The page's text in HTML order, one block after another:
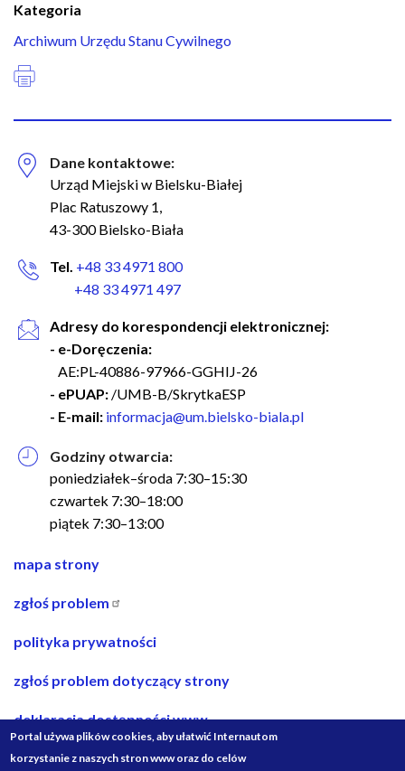
Kategoria
Archiwum Urzędu Stanu Cywilnego
Dane kontaktowe:
Urząd Miejski w Bielsku-Białej
Plac Ratuszowy 1,
43-300 Bielsko-Biała
Tel. +48 33 4971 800
+48 33 4971 497
Adresy do korespondencji elektronicznej:
- e-Doręczenia:
AE:PL-40886-97966-GGHIJ-26
- ePUAP: /UMB-B/SkrytkaESP
- E-mail: informacja@um.bielsko-biala.pl
Godziny otwarcia:
poniedziałek–środa 7:30–15:30
czwartek 7:30–18:00
piątek 7:30–13:00
nawigacja
stopce
mapa strony
zgłoś problem
polityka prywatności
zgłoś problem dotyczący strony
deklaracja dostępności www
deklaracja dostępności bip
Portal używa plików cookies, aby ułatwić Internautom
korzystanie z naszych stron www oraz do celów